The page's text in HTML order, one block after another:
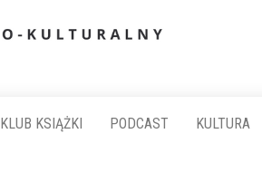
KLUB KSIĄŻKI PODCAST KULTURA